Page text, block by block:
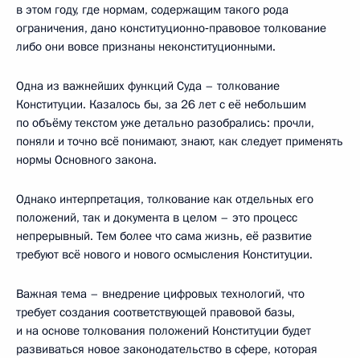
в этом году, где нормам, содержащим такого рода
ограничения, дано конституционно‑правовое толкование
либо они вовсе признаны неконституционными.
Одна из важнейших функций Суда – толкование
Конституции. Казалось бы, за 26 лет с её небольшим
по объёму текстом уже детально разобрались: прочли,
поняли и точно всё понимают, знают, как следует применять
нормы Основного закона.
Однако интерпретация, толкование как отдельных его
положений, так и документа в целом – это процесс
непрерывный. Тем более что сама жизнь, её развитие
требуют всё нового и нового осмысления Конституции.
Важная тема – внедрение цифровых технологий, что
требует создания соответствующей правовой базы,
и на основе толкования положений Конституции будет
развиваться новое законодательство в сфере, которая